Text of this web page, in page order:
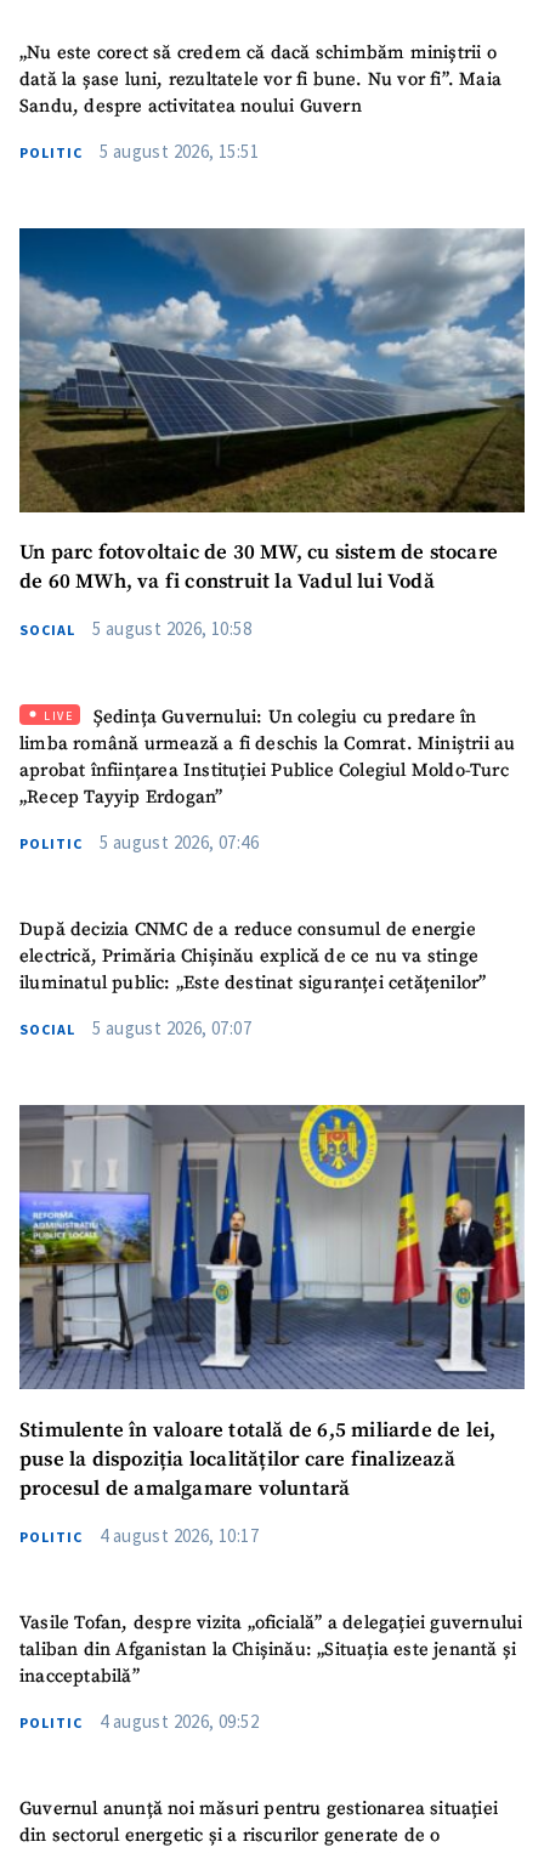
„Nu este corect să credem că dacă schimbăm miniștrii o
dată la șase luni, rezultatele vor fi bune. Nu vor fi”. Maia
Sandu, despre activitatea noului Guvern
POLITIC 5 august 2026, 15:51
Un parc fotovoltaic de 30 MW, cu sistem de stocare
de 60 MWh, va fi construit la Vadul lui Vodă
SOCIAL 5 august 2026, 10:58
LIVE
Ședința Guvernului: Un colegiu cu predare în
limba română urmează a fi deschis la Comrat. Miniștrii au
aprobat înființarea Instituției Publice Colegiul Moldo-Turc
„Recep Tayyip Erdogan”
POLITIC 5 august 2026, 07:46
După decizia CNMC de a reduce consumul de energie
electrică, Primăria Chișinău explică de ce nu va stinge
iluminatul public: „Este destinat siguranței cetățenilor”
SOCIAL 5 august 2026, 07:07
Stimulente în valoare totală de 6,5 miliarde de lei,
puse la dispoziția localităților care finalizează
procesul de amalgamare voluntară
POLITIC 4 august 2026, 10:17
Vasile Tofan, despre vizita „oficială” a delegației guvernului
taliban din Afganistan la Chișinău: „Situația este jenantă și
inacceptabilă”
POLITIC 4 august 2026, 09:52
Guvernul anunță noi măsuri pentru gestionarea situației
din sectorul energetic și a riscurilor generate de o
Fotografie
+ Încarcă imagine
Link media
+ Link media
Mesajul știrei
+ Mesajul știrei
CONTACT SURSĂ
Sursă anonimă
Nume+ Numele meu
Telefon
+ Telefon personal
TRIMITE ȘTIREA